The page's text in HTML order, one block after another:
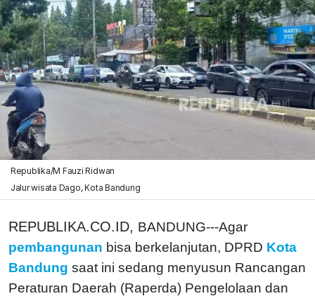
Republika/M Fauzi Ridwan
Jalur wisata Dago, Kota Bandung
REPUBLIKA.CO.ID, BANDUNG---Agar
pembangunan bisa berkelanjutan, DPRD Kota
Bandung saat ini sedang menyusun Rancangan
Peraturan Daerah (Raperda) Pengelolaan dan